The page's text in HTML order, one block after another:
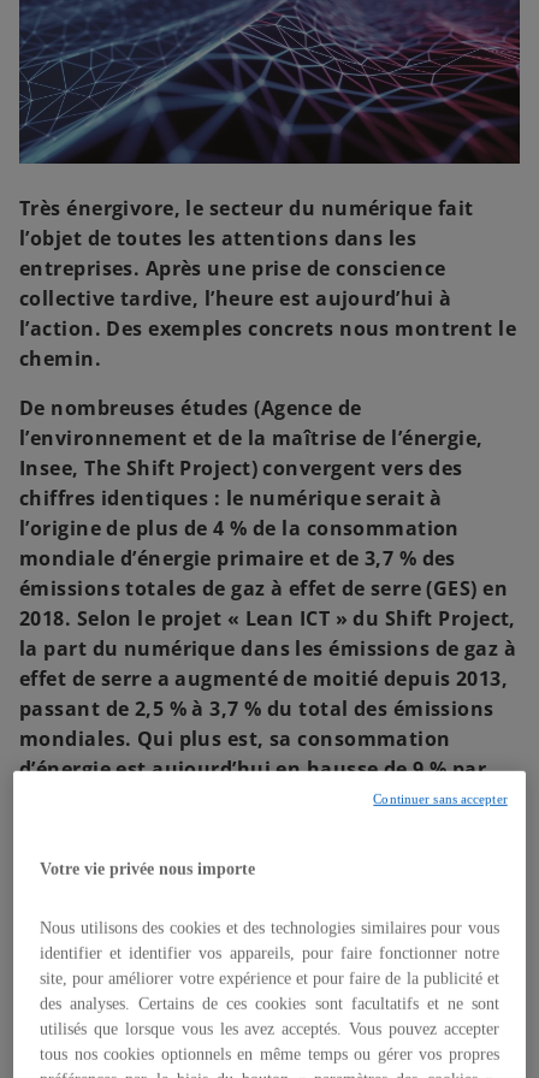
n
n
o
u
v
e
l
g
l
n
o
u
v
e
l
o
l
n
n
o
u
v
e
l
o
n
l
Très énergivore, le secteur du numérique fait
l’objet de toutes les attentions dans les
entreprises. Après une prise de conscience
collective tardive, l’heure est aujourd’hui à
l’action. Des exemples concrets nous montrent le
chemin.
De nombreuses études (Agence de
l’environnement et de la maîtrise de l’énergie,
Insee, The Shift Project) convergent vers des
chiffres identiques : le numérique serait à
l’origine de plus de 4 % de la consommation
mondiale d’énergie primaire et de 3,7 % des
émissions totales de gaz à effet de serre (GES) en
2018. Selon le projet « Lean ICT » du Shift Project,
la part du numérique dans les émissions de gaz à
effet de serre a augmenté de moitié depuis 2013,
passant de 2,5 % à 3,7 % du total des émissions
mondiales. Qui plus est, sa consommation
d’énergie est aujourd’hui en hausse de 9 % par
consommation électrique du numérique
en 2019, soit environ 8,3 % de la consommation
électrique totale (473 TWh selon RTE), selon
l’étude « iNum », publiée en juin 2020 par des
experts indépendants appartenant au collectif
GreenIT.fr.
Votre vie privée nous importe
Nous utilisons des cookies et des technologies similaires pour vous
identifier et identifier vos appareils, pour faire fonctionner notre
site, pour améliorer votre expérience et pour faire de la publicité et
des analyses. Certains de ces cookies sont facultatifs et ne sont
utilisés que lorsque vous les avez acceptés. Vous pouvez accepter
tous nos cookies optionnels en même temps ou gérer vos propres
Continuer sans accepter